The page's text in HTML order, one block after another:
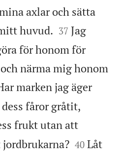
axlar och sätta
huvud. 

37 Jag
för honom för
närma mig honom
marken jag äger
fåror gråtit,
frukt utan att

40 Låt